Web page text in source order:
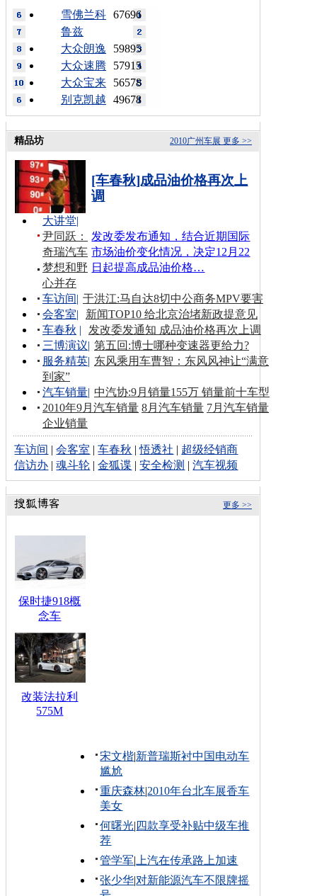
67696
雪佛兰科
鲁兹
59895
大众朗逸
57915
大众速腾
56578
大众宝来
49678
别克凯越
更多 >>
2010广州车展
精品坊
[车春秋]成品油价格再次上
调
发改委发布通知，结合近期国际
市场油价变化情况，决定12月22
日起提高成品油价格…
大讲堂|
尹同跃：
奇瑞汽车
梦想和野
心并存
车访间| 于洪江:马自达8切中公商务MPV要害
会客室|
新闻TOP10 给北京治堵新政提意见
车春秋 |
发改委发通知 成品油价格再次上调
三博演议| 第五回:博士哪种变速器更给力?
服务精英| 东风乘用车曹智：东风风神让“满意
到家”
汽车销量| 中汽协:9月销量155万 销量前十车型
2010年9月汽车销量 8月汽车销量 7月汽车销量
企业销量
车访间 |会客室 |车春秋 |悟透社 | 超级经销商
信访办 |魂斗轮 |金狐谍 |安全检测 |汽车视频
更多 >>
保时捷918概
念车
改装法拉利
575M
宋文楷|新普瑞斯衬中国电动车
尴尬
重庆森林|2010年台北车展香车
美女
何曙光| 四款享受补贴中级车推
荐
管学军| 上汽在传承路上加速
张少华|对新能源汽车不限牌摇